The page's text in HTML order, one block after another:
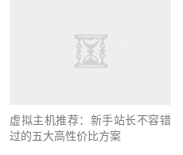
虚拟主机推荐：新手站长不容错
过的五大高性价比方案